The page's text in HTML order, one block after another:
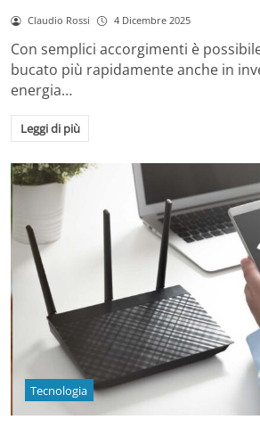
Claudio Rossi 4 Dicembre 2025
Con semplici accorgimenti è
bucato più rapidamente anche in
energia…
Leggi di più
Tecnologia